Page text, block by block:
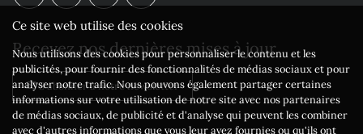
Recevez nos dernières mises à jour
S'abonner à notre newsletter
Ce site web utilise des cookies
Nous utilisons des cookies pour personnaliser le contenu et les
publicités, pour fournir des fonctionnalités de médias sociaux et pour
analyser notre trafic. Nous pouvons également partager certaines
informations sur votre utilisation de notre site avec nos partenaires
de médias sociaux, de publicité et d'analyse qui peuvent les combiner
avec d'autres informations que vous leur avez fournies ou qu'ils ont